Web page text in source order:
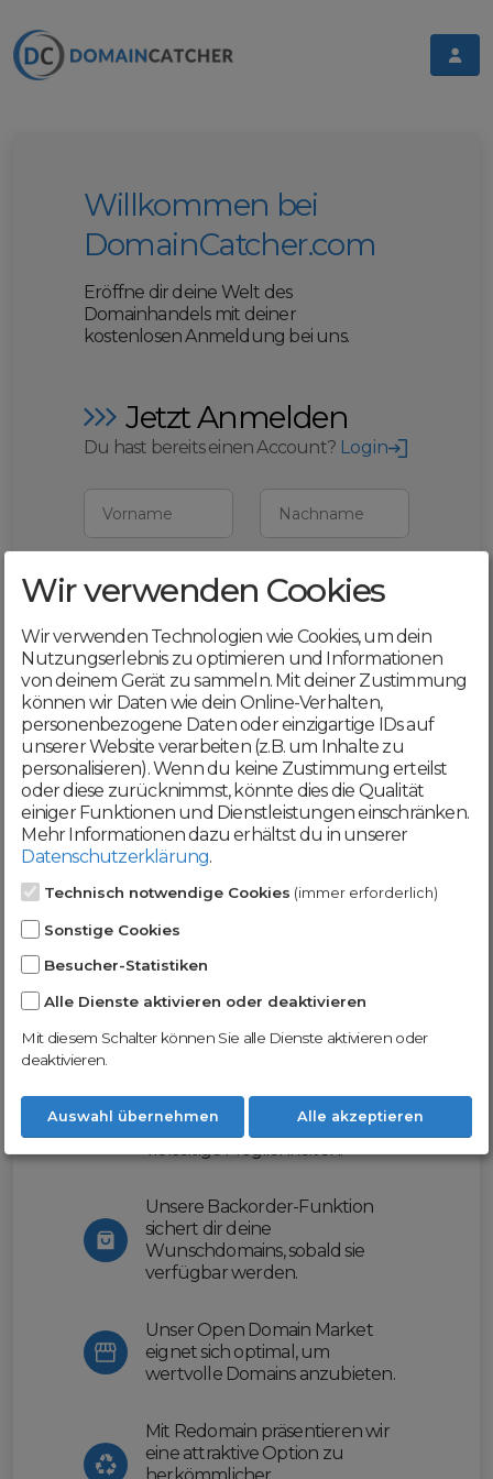
Willkommen bei
DomainCatcher.com
Eröffne dir deine Welt des
Domainhandels mit deiner
kostenlosen Anmeldung bei uns.
Jetzt Anmelden
Du hast bereits einen Account? Login
Vorname Nachname
E-Mail
Mit deiner Registrierung bestätigst du,
dass du dieAGBund
Datenschutzerklärung akzeptierst
Weiter
Werde jetzt Teil der
DomainCatcher-
Community!
Nutze unsere Erfahrung und profitiere
erleichtern wir dir den
Domainhandel und bieten dir
vielseitige Möglichkeiten.
Unsere Backorder-Funktion
sichert dir deine
Wunschdomains, sobald sie
verfügbar werden.
Unser Open Domain Market
eignet sich optimal, um
wertvolle Domains anzubieten.
Mit Redomain präsentieren wir
eine attraktive Option zu
Wir verwenden Cookies
Wir verwenden Technologien wie Cookies, um dein
Nutzungserlebnis zu optimieren und Informationen
von deinem Gerät zu sammeln. Mit deiner Zustimmung
können wir Daten wie dein Online-Verhalten,
personenbezogene Daten oder einzigartige IDs auf
unserer Website verarbeiten (z.B. um Inhalte zu
personalisieren). Wenn du keine Zustimmung erteilst
oder diese zurücknimmst, könnte dies die Qualität
einiger Funktionen und Dienstleistungen einschränken.
Mehr Informationen dazu erhältst du in unserer
Datenschutzerklärung.
Technisch notwendige Cookies (immer erforderlich)
Sonstige Cookies
Besucher-Statistiken
Alle Dienste aktivieren oder deaktivieren
Mit diesem Schalter können Sie alle Dienste aktivieren oder
deaktivieren.
Auswahl übernehmen Alle akzeptieren